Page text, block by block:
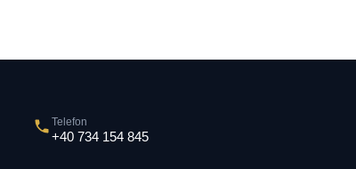
Telefon
+40 734 154 845